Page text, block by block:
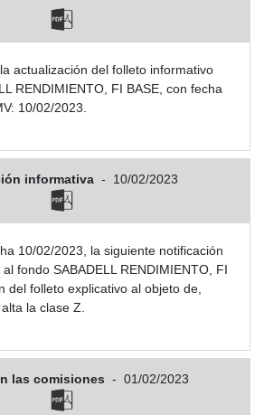
actualización del folleto informativo
RENDIMIENTO, FI BASE, con fecha
10/02/2023.
informativa - 10/02/2023
10/02/2023, la siguiente notificación
fondo SABADELL RENDIMIENTO, FI
del folleto explicativo al objeto de,
la clase Z.
las comisiones - 01/02/2023